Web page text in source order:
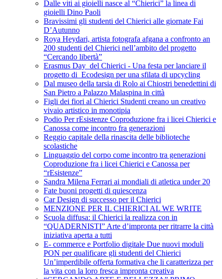
Dalle viti ai gioielli nasce al “Chierici” la linea di
gioielli Dino Paoli
Bravissimi gli studenti del Chierici alle giornate Fai
D’Autunno
Roya Heydari, artista fotografa afgana a confronto an
200 studenti del Chierici nell’ambito del progetto
“Cercando libertà”
Erasmus Day del Chierici - Una festa per lanciare il
progetto di Ecodesign per una sfilata di upcycling
Dal museo della tarsia di Rolo ai Chiostri benedettini di
San Pietro a Palazzo Malaspina in città
Figli dei fiori al Chierici Studenti creano un creativo
vivaio artistico in monotipia
Podio Per rEsistenze Coproduzione fra i licei Chierici e
Canossa come incontro fra generazioni
Reggio capitale della rinascita delle biblioteche
scolastiche
Linguaggio del corpo come incontro tra generazioni
Coproduzione fra i licei Chierici e Canossa per
“rEsistenze”
Sandra Milena Ferrari ai mondiali di atletica under 20
Fate buoni progetti di quiescenza
Car Design di successo per il Chierici
MENZIONE PER IL CHIERICI AL WE WRITE
Scuola diffusa: il Chierici la realizza con in
“QUADERNISTI” Arte d’impronta per ritrarre la città
iniziativa aperta a tutti
E- commerce e Portfolio digitale Due nuovi moduli
PON per qualificare gli studenti del Chierici
Un’imperdibile offerta formativa che li caratterizza per
la vita con la loro fresca impronta creativa